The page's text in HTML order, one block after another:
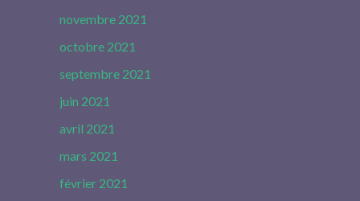
novembre 2021
octobre 2021
septembre 2021
juin 2021
avril 2021
mars 2021
février 2021